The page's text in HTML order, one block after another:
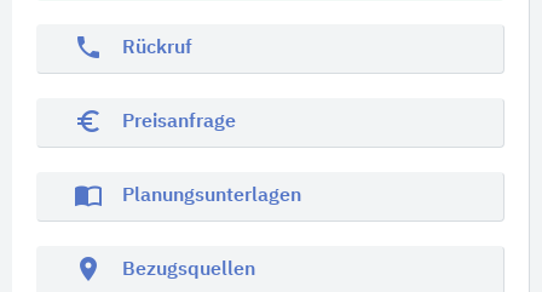
phone Rückruf
euro_symbol Preisanfrage
import_contacts Planungsunterlagen
location_on Bezugsquellen